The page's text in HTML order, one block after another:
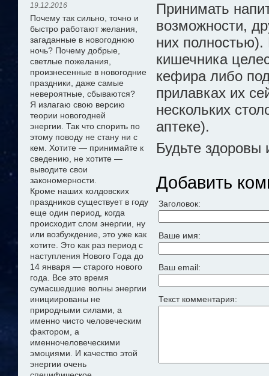
19.12.2016
Почему так сильно, точно и
быстро работают желания,
загаданные в новогоднюю
ночь? Почему добрые,
светлые пожелания,
произнесенные в новогодние
праздники, даже самые
невероятные, сбываются?
Я излагаю свою версию
теории новогодней
энергии. Так что спорить по
этому поводу не стану ни с
кем. Хотите — принимайте к
сведению, не хотите —
выводите свои
закономерности.
Кроме наших колдовских
праздников существует в году
еще один период, когда
происходит слом энергии, ну
или возбуждение, это уже как
хотите. Это как раз период с
наступления Нового Года до
14 января — старого нового
года. Все это время
сумасшедшие волны энергии
инициированы не
природными силами, а
именно чисто человеческим
фактором, а
именночеловеческими
эмоциями. И качество этой
энергии очень
Принимать
возможности,
них
кишечника
кефира либо
прилавках их
нескольких
аптеке).
Будьте
Добавить
Заголовок:
Ваше имя:
Ваш email:
Текст комментария: